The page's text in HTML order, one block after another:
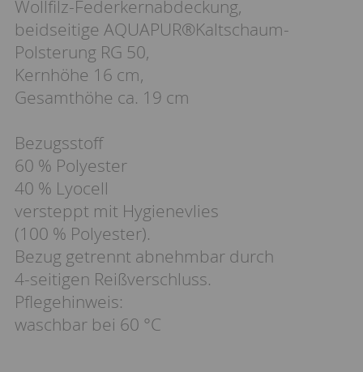
Wollfilz-Federkernabdeckung,
beidseitige AQUAPUR®Kaltschaum-
Polsterung RG 50,
Kernhöhe 16 cm,
Gesamthöhe ca. 19 cm
Bezugsstoff
60 % Polyester
40 % Lyocell
versteppt mit Hygienevlies
(100 % Polyester).
Bezug getrennt abnehmbar durch
4-seitigen Reißverschluss.
Pflegehinweis:
waschbar bei 60 °C